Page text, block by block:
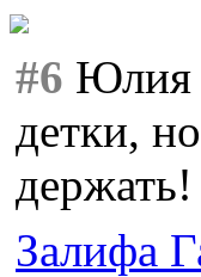
#6 Юлия
детки,
Залифа